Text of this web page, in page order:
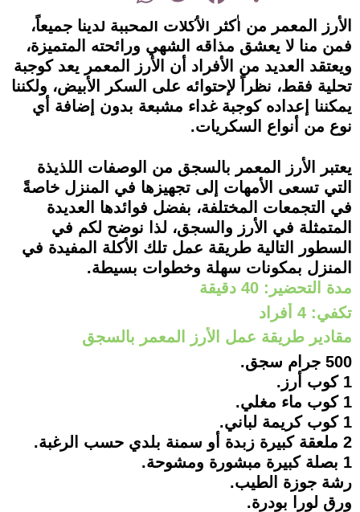
الأرز المعمر من أكثر الأكلات المحببة لدينا جميعاً،
فمن منا لا يعشق مذاقه الشهي ورائحته المتميزة،
ويعتقد العديد من الأفراد أن الأرز المعمر يعد كوجبة
تحلية فقط، نظراً لإحتوائه على السكر الأبيض، ولكننا
يمكننا إعداده كوجبة غداء مشبعة بدون إضافة أي
نوع من أنواع السكريات.
يعتبر الأرز المعمر بالسجق من الوصفات اللذيذة
التي تسعى الأمهات إلى تجهيزها في المنزل خاصةً
في التجمعات المختلفة، بفضل فوائدها العديدة
المتمثلة في الأرز والسجق، لذا نوضح لكم في
السطور التالية طريقة عمل تلك الأكلة المفيدة في
المنزل بمكونات سهلة وخطوات بسيطة.
مدة التحضير: 40 دقيقة
تكفي: 4 أفراد
مقادير طريقة عمل الأرز المعمر بالسجق
500 جرام سجق.
1 كوب أرز.
1 كوب ماء مغلي.
1 كوب كريمة لباني.
2 ملعقة كبيرة زبدة أو سمنة بلدي حسب الرغبة.
1 بصلة كبيرة مبشورة ومشوحة.
رشة جوزة الطيب.
ورق لورا بودرة.